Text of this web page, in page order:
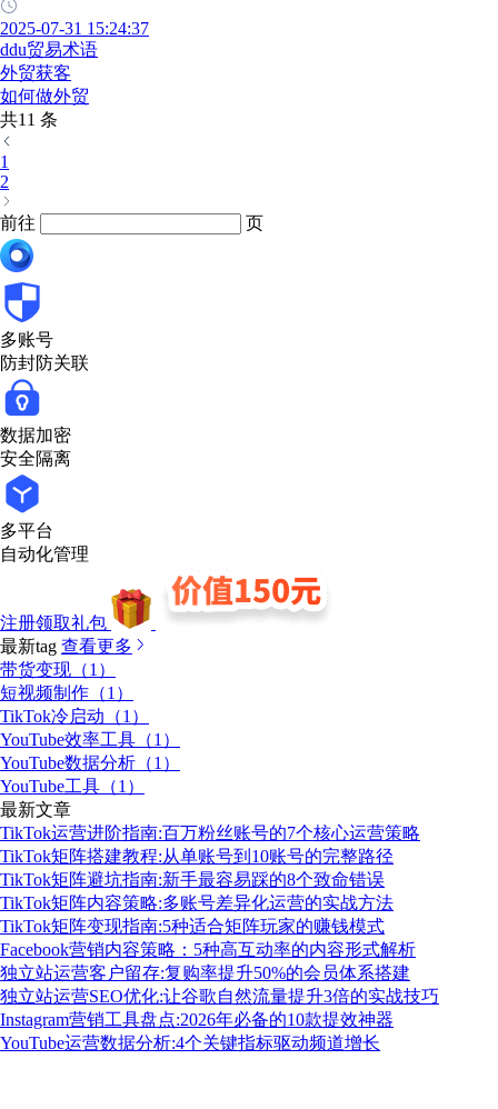
2025-07-31 15:24:37
ddu贸易术语
外贸获客
如何做外贸
共11 条
1
2
前往 页
多账号
防封防关联
数据加密
安全隔离
多平台
自动化管理
注册领取礼包
最新tag 查看更多
带货变现（1）
短视频制作（1）
TikTok冷启动（1）
YouTube效率工具（1）
YouTube数据分析（1）
YouTube工具（1）
最新文章
TikTok运营进阶指南:百万粉丝账号的7个核心运营策略
TikTok矩阵搭建教程:从单账号到10账号的完整路径
TikTok矩阵避坑指南:新手最容易踩的8个致命错误
TikTok矩阵内容策略:多账号差异化运营的实战方法
TikTok矩阵变现指南:5种适合矩阵玩家的赚钱模式
Facebook营销内容策略：5种高互动率的内容形式解析
独立站运营客户留存:复购率提升50%的会员体系搭建
独立站运营SEO优化:让谷歌自然流量提升3倍的实战技巧
Instagram营销工具盘点:2026年必备的10款提效神器
YouTube运营数据分析:4个关键指标驱动频道增长